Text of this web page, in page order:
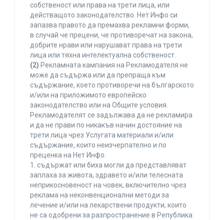
собственост или права на трети лица, или
действащото законодателство. Нет Инфо си
запазва правото да премахва рекламни форми,
в случай че прецени, че противоречат на закона,
добрите нрави или нарушават права на трети
лица или тяхна интелектуална собственост.
(2) Рекламната кампания на Рекламодателя не
може да съдържа или да препраща към
съдържание, което противоречи на българското
и/или на приложимото европейско
законодателство или на Общите условия.
Рекламодателят се задължава да не рекламира
и да не прави по никакъв начин достояние на
трети лица чрез Услугата материали и/или
съдържание, които неизчерпателно и по
преценка на Нет Инфо:
1. съдържат или биха могли да представляват
заплаха за живота, здравето и/или телесната
неприкосновеност на човек, включително чрез
реклама на неконвенционални методи за
лечение и/или на лекарствени продукти, които
не са одобрени за разпространение в Република